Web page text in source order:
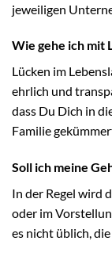
jeweiligen
Wie gehe ich mit
Lücken im
ehrlich und
dass Du Dich in
Familie
Soll ich meine
In der Regel wird
oder im
es nicht üblich,